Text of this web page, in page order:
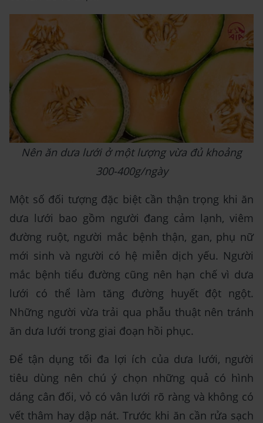
Nên ăn dưa lưới ở một lượng vừa đủ khoảng
300-400g/ngày
Một số đối tượng đặc biệt cần thận trọng khi ăn
dưa lưới bao gồm người đang cảm lạnh, viêm
đường ruột, người mắc bệnh thận, gan, phụ nữ
mới sinh và người có hệ miễn dịch yếu. Người
mắc bệnh tiểu đường cũng nên hạn chế vì dưa
lưới có thể làm tăng đường huyết đột ngột.
Những người vừa trải qua phẫu thuật nên tránh
ăn dưa lưới trong giai đoạn hồi phục.
Để tận dụng tối đa lợi ích của dưa lưới, người
tiêu dùng nên chú ý chọn những quả có hình
dáng cân đối, vỏ có vân lưới rõ ràng và không có
vết thâm hay dập nát. Trước khi ăn cần rửa sạch